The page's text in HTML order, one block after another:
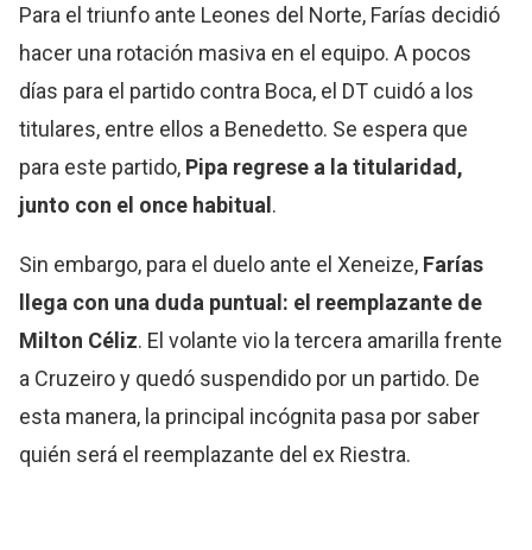
Para el triunfo ante Leones del Norte, Farías decidió
hacer una rotación masiva en el equipo. A pocos
días para el partido contra Boca, el DT cuidó a los
titulares, entre ellos a Benedetto. Se espera que
para este partido, Pipa regrese a la titularidad,
junto con el once habitual.
Sin embargo, para el duelo ante el Xeneize, Farías
llega con una duda puntual: el reemplazante de
Milton Céliz. El volante vio la tercera amarilla frente
a Cruzeiro y quedó suspendido por un partido. De
esta manera, la principal incógnita pasa por saber
quién será el reemplazante del ex Riestra.